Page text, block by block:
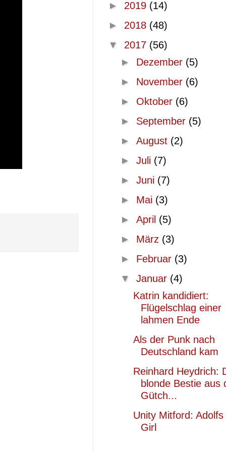
► 2019 (14)
► 2018 (48)
▼ 2017 (56)
► Dezember (5)
► November (6)
► Oktober (6)
► September (5)
► August (2)
► Juli (7)
► Juni (7)
► Mai (3)
► April (5)
► März (3)
► Februar (3)
▼ Januar (4)
Katrin kandidiert:
Flügelschlag einer
lahmen Ende
Als der Punk nach
Deutschland kam
Reinhard Heydrich:
blonde Bestie aus
Gütch...
Unity Mitford:
Girl